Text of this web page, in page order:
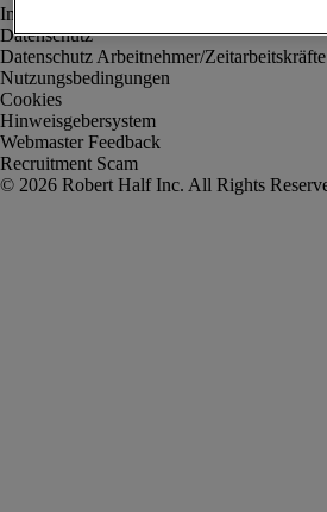
Impressum
Datenschutz
Datenschutz Arbeitnehmer/Zeitarbeitskräfte
Nutzungsbedingungen
Cookies
Hinweisgebersystem
Webmaster Feedback
Recruitment Scam